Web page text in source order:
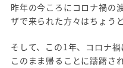
昨年の今ころにコロナ禍の
ザで来られた方々はちょう
そして、この1年、コロナ禍
このまま帰ることに躊躇さ